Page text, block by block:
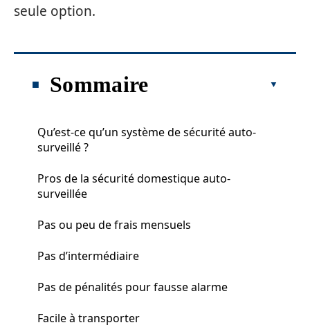
seule option.
Sommaire
Qu’est-ce qu’un système de sécurité auto-
surveillé ?
Pros de la sécurité domestique auto-
surveillée
Pas ou peu de frais mensuels
Pas d’intermédiaire
Pas de pénalités pour fausse alarme
Facile à transporter